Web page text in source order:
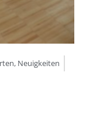
, Neuigkeiten